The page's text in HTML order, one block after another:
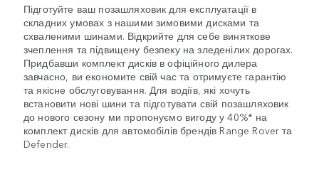
Підготуйте ваш позашляховик для експлуатації в
складних умовах з нашими зимовими дисками та
схваленими шинами. Відкрийте для себе виняткове
зчеплення та підвищену безпеку на зледенілих дорогах.
Придбавши комплект дисків в офіційного дилера
завчасно, ви економите свій час та отримуєте гарантію
та якісне обслуговування. Для водіїв, які хочуть
встановити нові шини та підготувати свій позашляховик
до нового сезону ми пропонуємо вигоду у 40%* на
комплект дисків для автомобілів брендів Range Rover та
Defender.